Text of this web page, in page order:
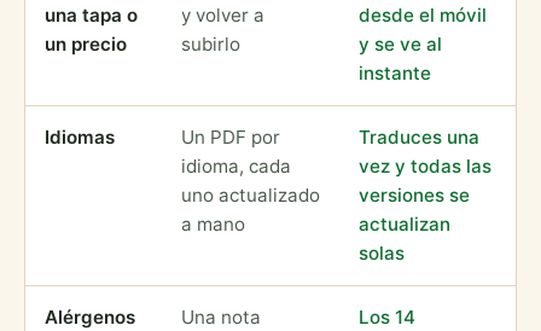
una tapa o
un precio
y volver a
subirlo
desde el móvil
y se ve al
instante
Idiomas
Un PDF por
idioma, cada
uno actualizado
a mano
Traduces una
vez y todas las
versiones se
actualizan
solas
Alérgenos
Una nota
Los 14